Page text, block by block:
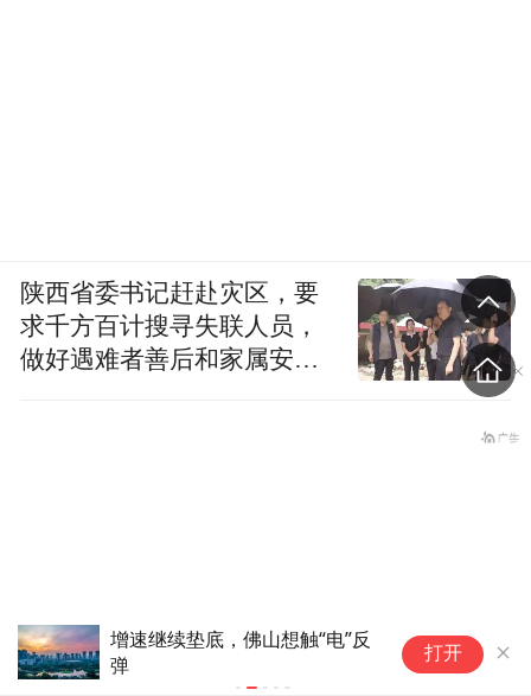
增速继续垫底，佛山想触“电”反
弹
被摘牌后，
打开
陕西省委书记赶赴灾区，要
求千方百计搜寻失联人员，
做好遇难者善后和家属安抚